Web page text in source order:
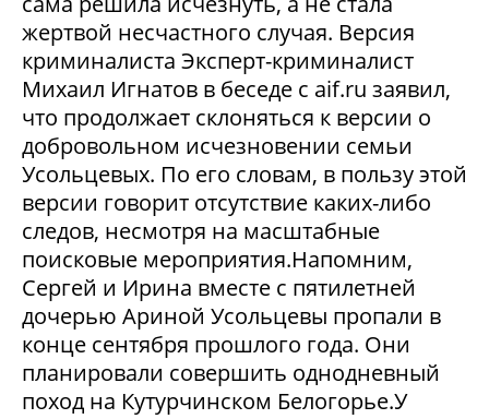
жертвой несчастного случая. Версия
криминалиста Эксперт-криминалист
Михаил Игнатов в беседе с aif.ru заявил,
что продолжает склоняться к версии о
добровольном исчезновении семьи
Усольцевых. По его словам, в пользу этой
версии говорит отсутствие каких-либо
следов, несмотря на масштабные
поисковые мероприятия.Напомним,
Сергей и Ирина вместе с пятилетней
дочерью Ариной Усольцевы пропали в
конце сентября прошлого года. Они
планировали совершить однодневный
поход на Кутурчинском Белогорье.У